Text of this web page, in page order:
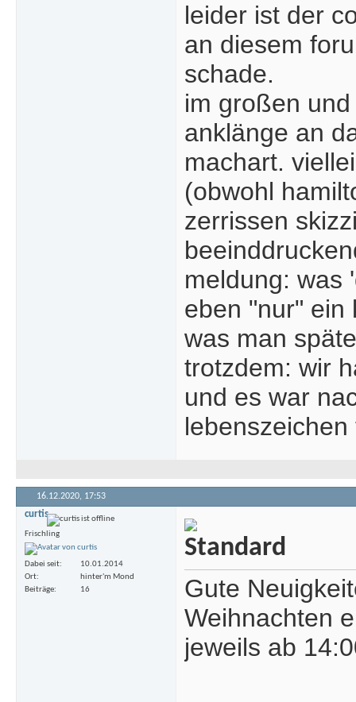
leider ist der
an diesem
schade.
im großen
anklänge an
machart.
(obwohl
zerrissen
meldung: was
eben "nur" ein
was man
trotzdem: wir
und es war
16.12.2020, 17:53
curtis
Frischling
Dabei seit
10.01.2014
Ort
hinter'm Mond
Beiträge
16
Gute
Weihnachten
jeweils ab